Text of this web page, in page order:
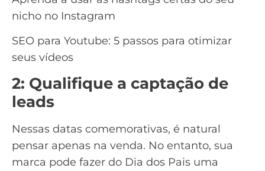
nicho no Instagram
SEO para Youtube: 5 passos para otimizar
seus vídeos
2: Qualifique a captação de
leads
Nessas datas comemorativas, é natural
pensar apenas na venda. No entanto, sua
marca pode fazer do Dia dos Pais uma